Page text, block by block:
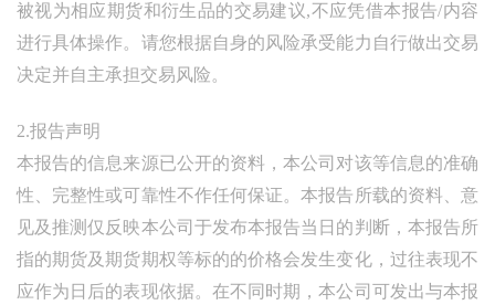
被视为相应期货和衍生品的交易建议,不应凭借本报告/内容
进行具体操作。请您根据自身的风险承受能力自行做出交易
决定并自主承担交易风险。
2.报告声明
本报告的信息来源已公开的资料，本公司对该等信息的准确
性、完整性或可靠性不作任何保证。本报告所载的资料、意
见及推测仅反映本公司于发布本报告当日的判断，本报告所
指的期货及期货期权等标的的价格会发生变化，过往表现不
应作为日后的表现依据。在不同时期，本公司可发出与本报